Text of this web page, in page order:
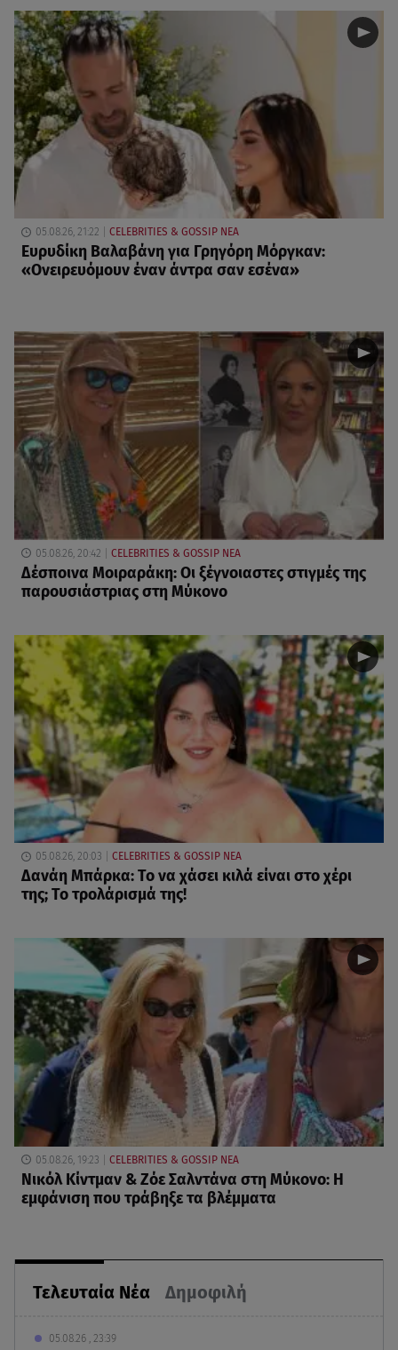
Τελευταία Νέα Δημοφιλή
05.08.26 , 23:39
05.08.26, 21:22 CELEBRITIES & GOSSIP ΝΕΑ
Ευρυδίκη Βαλαβάνη για Γρηγόρη Μόργκαν:
«Oνειρευόμουν έναν άντρα σαν εσένα»
05.08.26, 20:42 CELEBRITIES & GOSSIP ΝΕΑ
Δέσποινα Μοιραράκη: Οι ξέγνοιαστες στιγμές της
παρουσιάστριας στη Μύκονο
05.08.26, 20:03 CELEBRITIES & GOSSIP ΝΕΑ
Δανάη Μπάρκα: Το να χάσει κιλά είναι στο χέρι
της; Το τρολάρισμά της!
05.08.26, 19:23 CELEBRITIES & GOSSIP ΝΕΑ
Νικόλ Κίντμαν & Ζόε Σαλντάνα στη Μύκονο: Η
εμφάνιση που τράβηξε τα βλέμματα